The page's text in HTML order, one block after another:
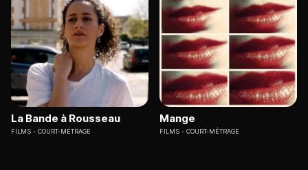
La Bande à Rousseau
FILMS COURT-MÉTRAGE
Mange
FILMS COURT-MÉTRAGE